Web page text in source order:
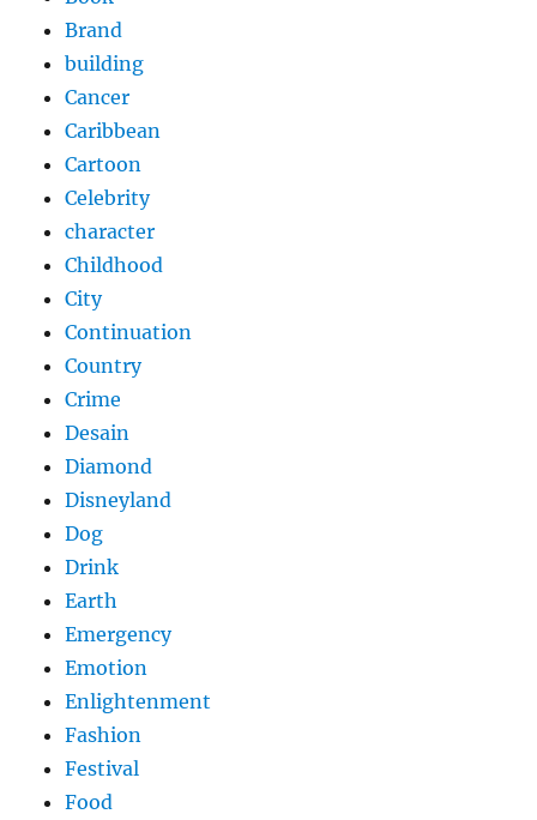
Brand
building
Cancer
Caribbean
Cartoon
Celebrity
character
Childhood
City
Continuation
Country
Crime
Desain
Diamond
Disneyland
Dog
Drink
Earth
Emergency
Emotion
Enlightenment
Fashion
Festival
Food